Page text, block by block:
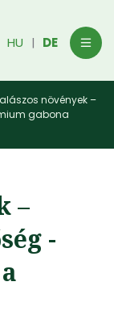
HU | DE
növények –
gabona
–
-